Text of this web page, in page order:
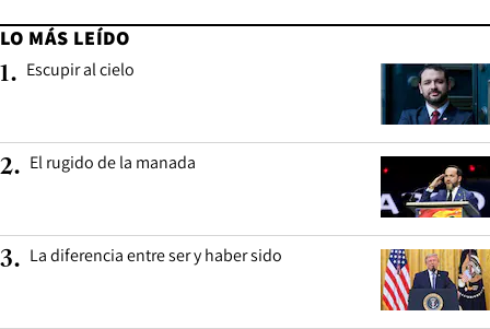
LO MÁS LEÍDO
1. Escupir al cielo
2. El rugido de la manada
3. La diferencia entre ser y haber sido